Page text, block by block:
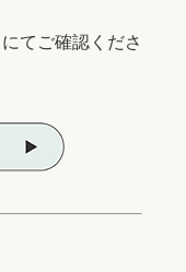
てご確認くださ